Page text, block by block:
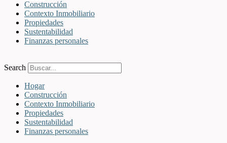
Construcción
Contexto Inmobiliario
Propiedades
Sustentabilidad
Finanzas personales
Search
Hogar
Construcción
Contexto Inmobiliario
Propiedades
Sustentabilidad
Finanzas personales